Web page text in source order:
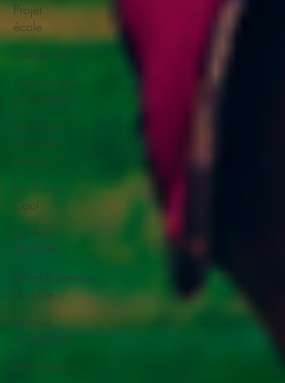
Projet
école
Guatemala
Financement
participatif
Terre des
Hommes
France
Les Roues
Cool
Les Amis
de TDHF
Développement
Durable
Ils nous
soutiennent
événement